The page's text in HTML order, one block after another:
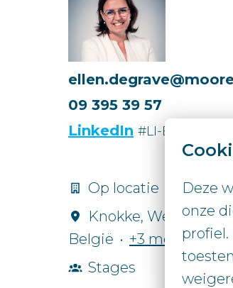
Deze
onze
09 395 39 57
LinkedIn #LI-ED1
Op locatie
Knokke, West-
België • +3 meer
Stages